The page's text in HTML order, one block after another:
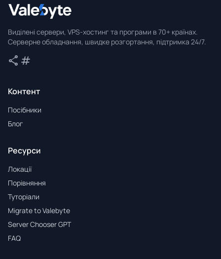
Виділені сервери, VPS-хостинг та програми в 70+ країнах.
Серверне обладнання, швидке розгортання, підтримка 24/7.
share Поділитися
tag
Контент
Посібники
Блог
Ресурси
Локації
Порівняння
Туторіали
Migrate to Valebyte
Server Chooser GPT
FAQ